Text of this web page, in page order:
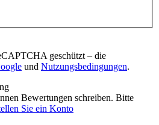
geschützt – die
und Nutzungsbedingungen.
Bewertungen schreiben. Bitte
Sie ein Konto